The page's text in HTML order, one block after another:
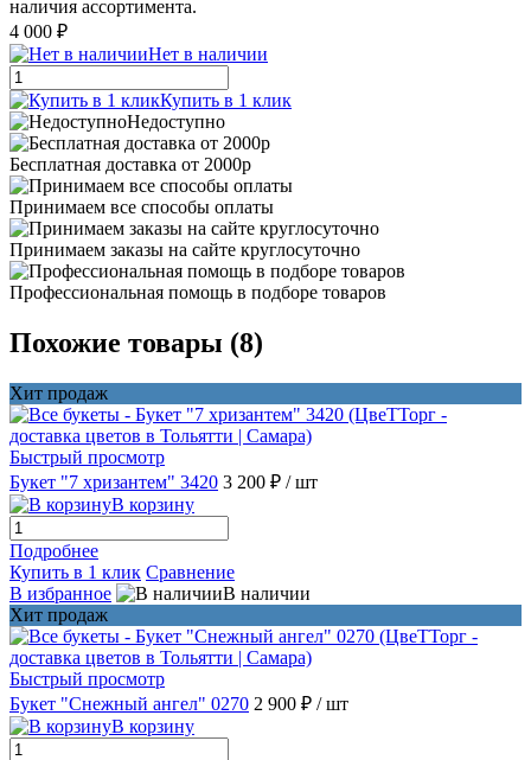
наличия ассортимента.
4 000 ₽
Нет в наличии
Купить в 1 клик
Недоступно
Бесплатная доставка от 2000р
Принимаем все способы оплаты
Принимаем заказы на сайте круглосуточно
Профессиональная помощь в подборе товаров
Похожие товары (8)
Хит продаж
Быстрый просмотр
Букет "7 хризантем" 3420 3 200 ₽ / шт
В корзину
Подробнее
Купить в 1 клик Сравнение
В избранное
В наличии
Хит продаж
Быстрый просмотр
Букет "Снежный ангел" 0270 2 900 ₽ / шт
В корзину